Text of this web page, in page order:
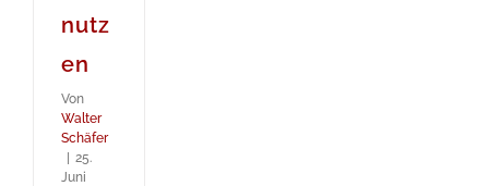
nutz
en
Von
Walter
Schäfer
25.
Juni